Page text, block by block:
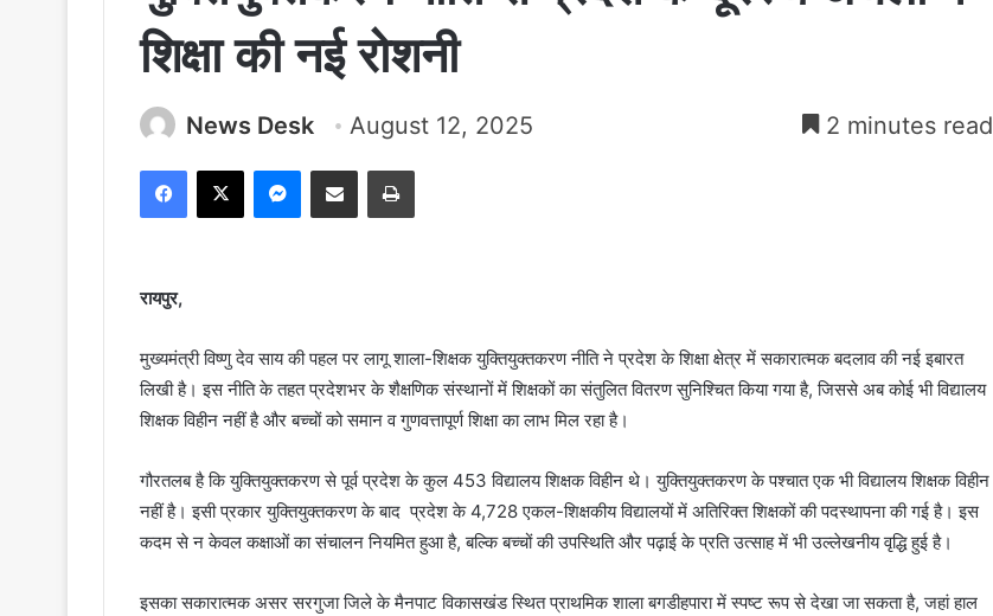
शिक्षा की नई रोशनी
News Desk August 12, 2025 2 minutes read
Facebook
X Messenger
Share via Email Print
रायपुर,
मुख्यमंत्री विष्णु देव साय की पहल पर लागू शाला-शिक्षक युक्तियुक्तकरण नीति ने प्रदेश के शिक्षा क्षेत्र में सकारात्मक बदलाव की नई इबारत
लिखी है। इस नीति के तहत प्रदेशभर के शैक्षणिक संस्थानों में शिक्षकों का संतुलित वितरण सुनिश्चित किया गया है, जिससे अब कोई भी विद्यालय
शिक्षक विहीन नहीं है और बच्चों को समान व गुणवत्तापूर्ण शिक्षा का लाभ मिल रहा है।
गौरतलब है कि युक्तियुक्तकरण से पूर्व प्रदेश के कुल 453 विद्यालय शिक्षक विहीन थे। युक्तियुक्तकरण के पश्चात एक भी विद्यालय शिक्षक विहीन
नहीं है। इसी प्रकार युक्तियुक्तकरण के बाद प्रदेश के 4,728 एकल-शिक्षकीय विद्यालयों में अतिरिक्त शिक्षकों की पदस्थापना की गई है। इस
कदम से न केवल कक्षाओं का संचालन नियमित हुआ है, बल्कि बच्चों की उपस्थिति और पढ़ाई के प्रति उत्साह में भी उल्लेखनीय वृद्धि हुई है।
इसका सकारात्मक असर सरगुजा जिले के मैनपाट विकासखंड स्थित प्राथमिक शाला बगडीहपारा में स्पष्ट रूप से देखा जा सकता है, जहां हाल